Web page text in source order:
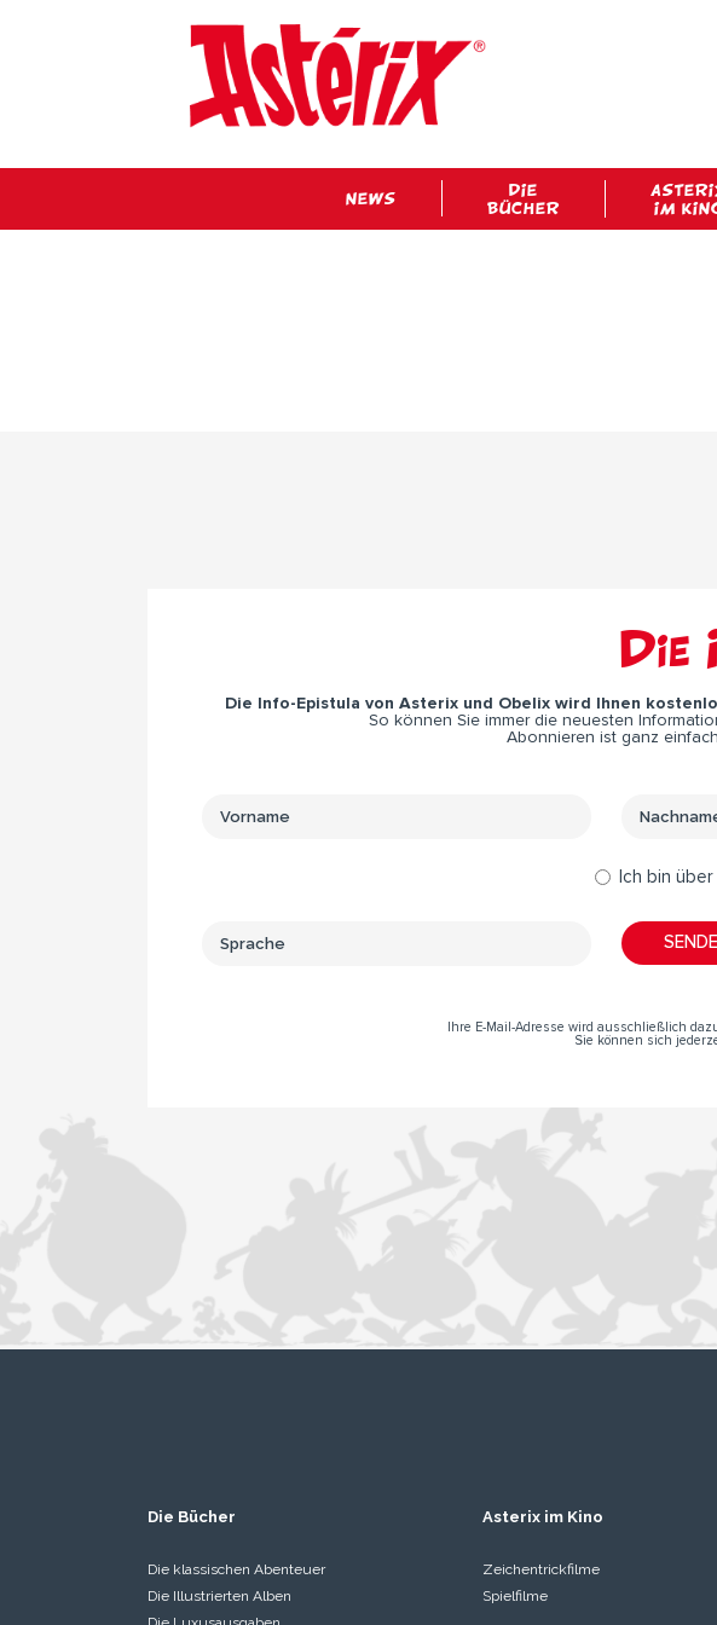
NEWS
DIE
BÜCHER
IM
Die
Die Info-Epistula von Asterix und Obelix wird Ihnen
So können Sie immer die neuesten
Abonnieren ist ganz
Ich bin
Ihre E-Mail-Adresse wird ausschließlich
Sie können sich
Die Bücher
Die klassischen Abenteuer
Die Illustrierten Alben
Asterix im Kino
Zeichentrickfilme
Spielfilme